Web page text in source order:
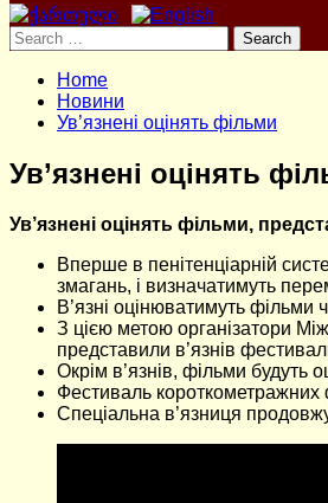
Search
for:
Home
Новини
Ув’язнені оцінять фільми
Ув’язнені оцінять
Ув’язнені оцінять фільми,
Вперше в пенітенціарній
змагань, і визначатимуть
В’язні оцінюватимуть фільми
З цією метою організатори
представили в’язнів
Окрім в’язнів, фільми
Фестиваль короткометражних
Спеціальна в’язниця